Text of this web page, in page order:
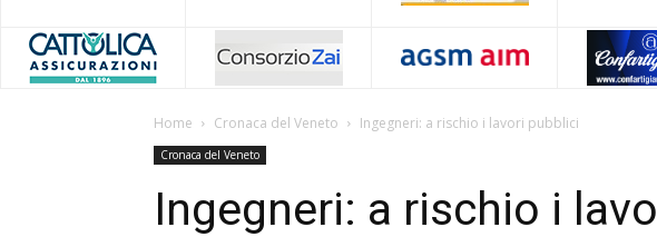
Home Cronaca del Veneto Ingegneri: a rischio i lavori pubblici
Cronaca del Veneto
Ingegneri: a rischio i